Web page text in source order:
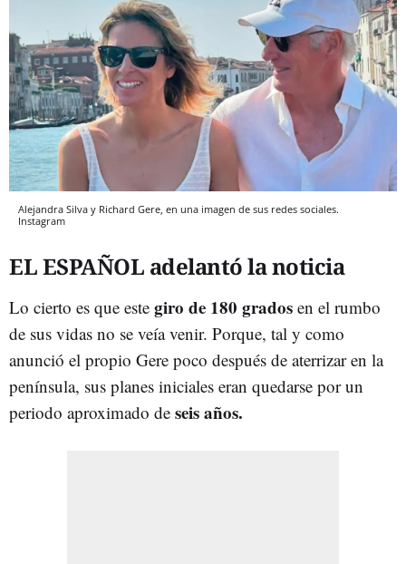
Alejandra Silva y Richard Gere, en una imagen de sus redes sociales.
Instagram
EL ESPAÑOL adelantó la noticia
Lo cierto es que este giro de 180 grados en el rumbo
de sus vidas no se veía venir. Porque, tal y como
anunció el propio Gere poco después de aterrizar en la
península, sus planes iniciales eran quedarse por un
periodo aproximado de seis años.